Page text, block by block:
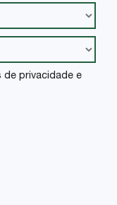
de privacidade e